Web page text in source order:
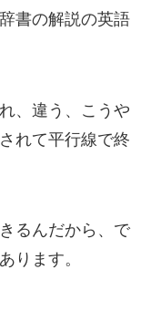
書の解説の英語
、違う、こうや
れて平行線で終
るんだから、で
ります。